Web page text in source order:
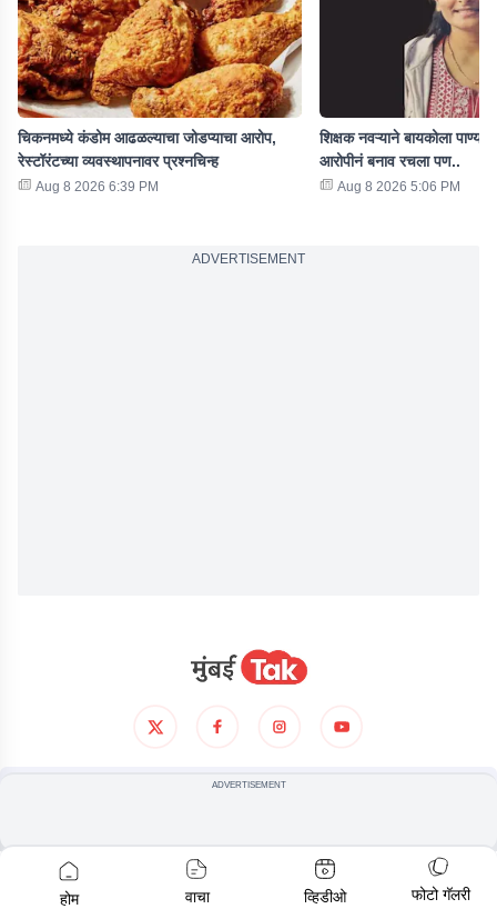
चिकनमध्ये कंडोम आढळल्याचा जोडप्याचा आरोप,
रेस्टॉरंटच्या व्यवस्थापनावर प्रश्नचिन्ह
Aug 8 2026 6:39 PM
शिक्षक नवऱ्याने बायकोला
आरोपीनं बनाव रचला पण..
Aug 8 2026 5:06 PM
ADVERTISEMENT
गोपनीयता धोरण
ADVERTISEMENT
होम वाचा व्हिडीओ फोटो गॅलरी